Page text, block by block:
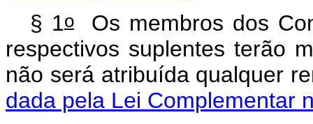
§ 1oOs membros dos
respectivos suplentes terão
não será atribuída
dada pela Lei Complementar